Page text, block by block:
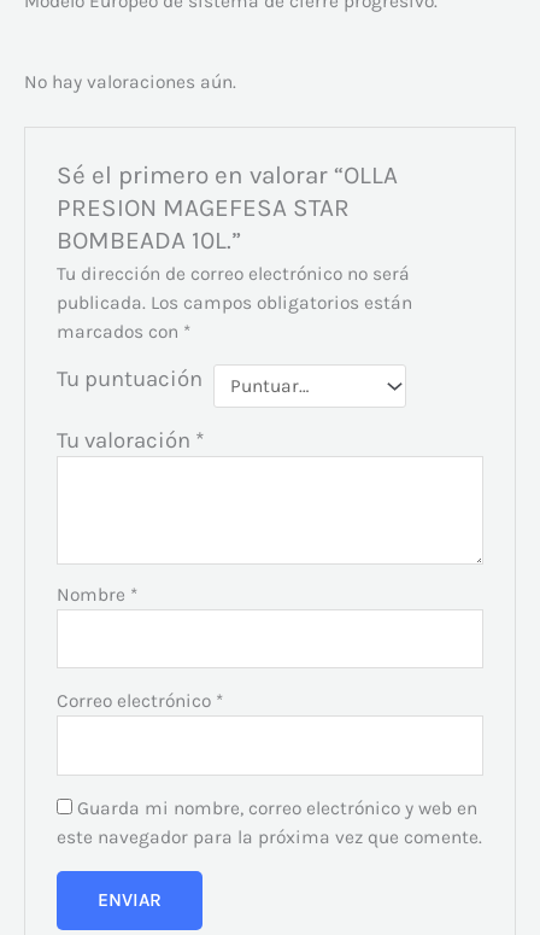
No hay valoraciones aún.
Sé el primero en valorar “OLLA
PRESION MAGEFESA STAR
BOMBEADA 10L.”
Tu dirección de correo electrónico no será
publicada. Los campos obligatorios están
marcados con *
Tu puntuación
Tu valoración *
Nombre *
Correo electrónico *
Guarda mi nombre, correo electrónico y web en
este navegador para la próxima vez que comente.